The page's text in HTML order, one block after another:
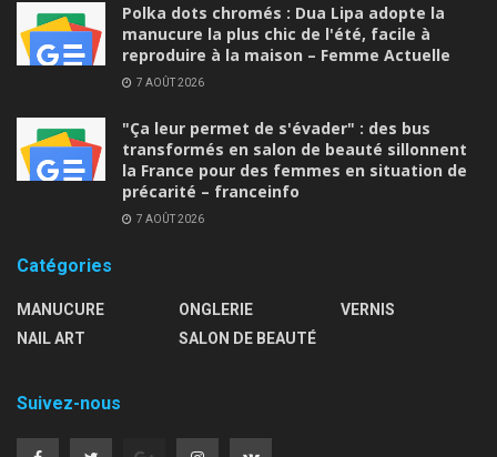
Polka dots chromés : Dua Lipa adopte la
manucure la plus chic de l'été, facile à
reproduire à la maison – Femme Actuelle
7 AOÛT 2026
"Ça leur permet de s'évader" : des bus
transformés en salon de beauté sillonnent
la France pour des femmes en situation de
précarité – franceinfo
7 AOÛT 2026
Catégories
MANUCURE
NAIL ART
ONGLERIE
SALON DE BEAUTÉ
VERNIS
Suivez-nous